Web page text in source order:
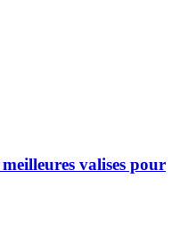
valises pour